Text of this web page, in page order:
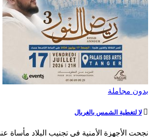
بدون مجاملة
لا لتغطية الشمس بالغربال
نجحت الأجهزة الأمنية في تجنيب البلاد مأساة